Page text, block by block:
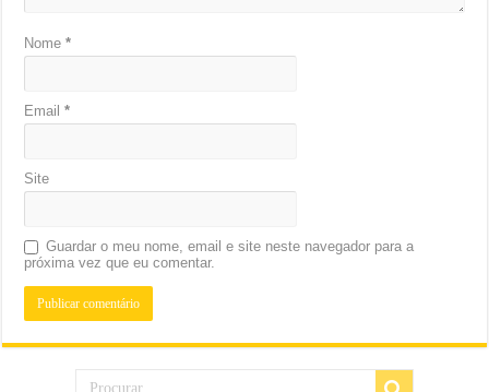
Nome*
Email*
Site
Guardar o meu nome, email e site neste navegador para a
próxima vez que eu comentar.